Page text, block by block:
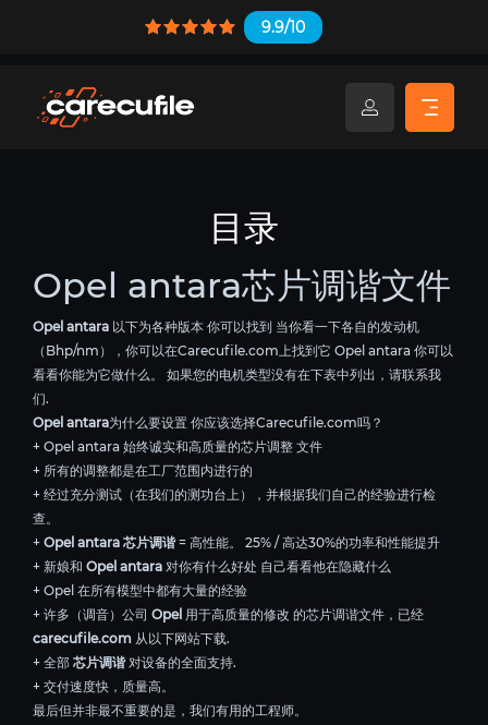
9.9/10
目录
Opel antara芯片调谐文件
Opel antara 以下为各种版本 你可以找到 当你看一下各自的发动机
（Bhp/nm），你可以在Carecufile.com上找到它 Opel antara 你可以
看看你能为它做什么。 如果您的电机类型没有在下表中列出，请联系我
们.
Opel antara为什么要设置 你应该选择Carecufile.com吗？
+ Opel antara 始终诚实和高质量的芯片调整 文件
+ 所有的调整都是在工厂范围内进行的
+ 经过充分测试（在我们的测功台上），并根据我们自己的经验进行检
查。
+ Opel antara 芯片调谐= 高性能。 25% / 高达30%的功率和性能提升
+ 新娘和 Opel antara 对你有什么好处 自己看看他在隐藏什么
+ Opel 在所有模型中都有大量的经验
+ 许多（调音）公司 Opel 用于高质量的修改 的芯片调谐文件，已经
carecufile.com 从以下网站下载.
+ 全部 芯片调谐对设备的全面支持.
+ 交付速度快，质量高。
最后但并非最不重要的是，我们有用的工程师。